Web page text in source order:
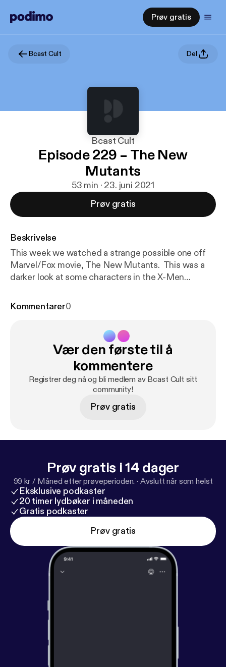
Prøv gratis
Bcast Cult Del
Bcast Cult
Episode 229 – The New
Mutants
53 min · 23. juni 2021
Prøv gratis
Beskrivelse
This week we watched a strange possible one off
Marvel/Fox movie, The New Mutants. This was a
darker look at some characters in the X-Men
enjoy. For anyone interested in the fantastic
Kommentarer0
Vær den første til å
kommentere
Registrer deg nå og bli medlem av Bcast Cult sitt
community!
Prøv gratis
Prøv gratis i 14 dager
99 kr / Måned etter prøveperioden. · Avslutt når som helst
Eksklusive podkaster
20 timer lydbøker i måneden
Gratis podkaster
Prøv gratis